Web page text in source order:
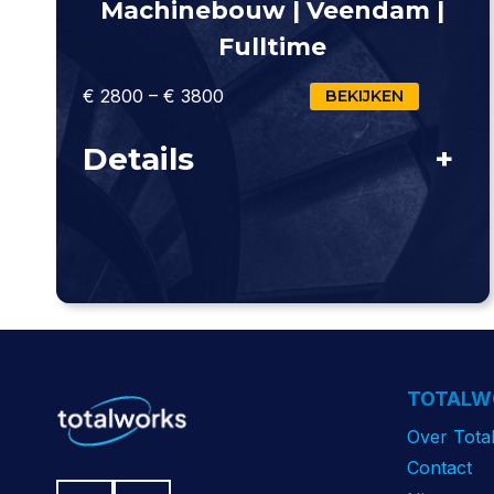
Machinebouw | Veendam |
Fulltime
€ 2800 – € 3800 BEKIJKEN
Details +
Over
Contact